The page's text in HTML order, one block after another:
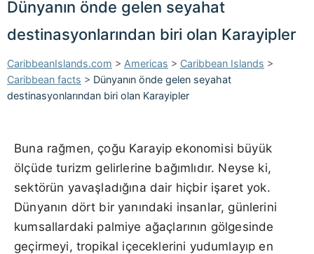
Dünyanın önde gelen seyahat
destinasyonlarından biri olan Karayipler
CaribbeanIslands.com > Americas > Caribbean Islands >
Caribbean facts > Dünyanın önde gelen seyahat
destinasyonlarından biri olan Karayipler
Buna rağmen, çoğu Karayip ekonomisi büyük
ölçüde turizm gelirlerine bağımlıdır. Neyse ki,
sektörün yavaşladığına dair hiçbir işaret yok.
Dünyanın dört bir yanındaki insanlar, günlerini
kumsallardaki palmiye ağaçlarının gölgesinde
geçirmeyi, tropikal içeceklerini yudumlayıp en